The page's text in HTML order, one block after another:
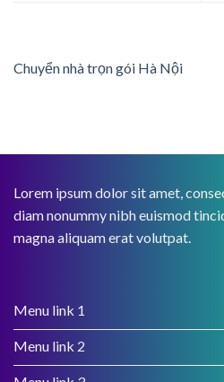
Chuyển nhà trọn gói Hà Nội
Lorem ipsum dolor sit amet,
diam nonummy nibh euismod
magna aliquam erat volutpat.
Menu link 1
Menu link 2